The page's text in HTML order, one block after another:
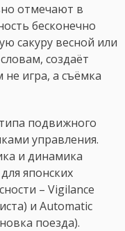
отмечают в
бесконечно
сакуру весной или
создаёт
игра, а съёмка
подвижного
управления.
и динамика
японских
– Vigilance
и Automatic
поезда).